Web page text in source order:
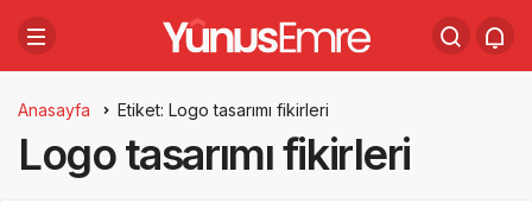
Anasayfa Etiket: Logo tasarımı fikirleri
Logo tasarımı fikirleri